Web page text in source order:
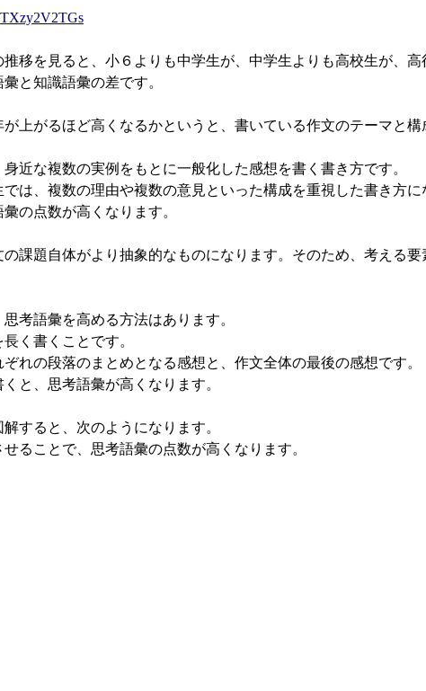
移を見ると、小６よりも中学生が、中学生よりも高校生が、高
と知識語彙の差です。
上がるほど高くなるかというと、書いている作文のテーマと構
近な複数の実例をもとに一般化した感想を書く書き方です。
は、複数の理由や複数の意見といった構成を重視した書き方
の点数が高くなります。
課題自体がより抽象的なものになります。そのため、考える
考語彙を高める方法はあります。
く書くことです。
れの段落のまとめとなる感想と、作文全体の最後の感想です。
と、思考語彙が高くなります。
すると、次のようになります。
ることで、思考語彙の点数が高くなります。